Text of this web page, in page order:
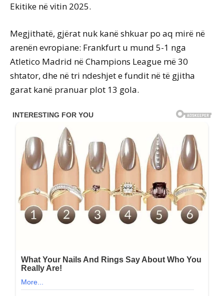
Ekitike në vitin 2025.
Megjithatë, gjërat nuk kanë shkuar po aq mirë në
arenën evropiane: Frankfurt u mund 5-1 nga
Atletico Madrid në Champions League më 30
shtator, dhe në tri ndeshjet e fundit në të gjitha
garat kanë pranuar plot 13 gola.